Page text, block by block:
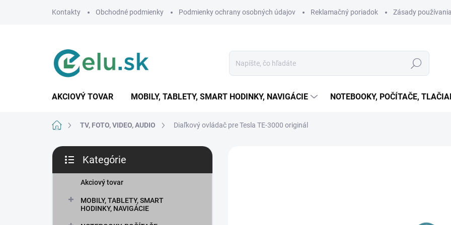
Kontakty Obchodné podmienky Podmienky ochrany osobných údajov Reklamačný poriadok Zásady používania
Hľadať
AKCIOVÝ TOVAR MOBILY, TABLETY, SMART HODINKY, NAVIGÁCIE NOTEBOOKY, POČÍTAČE,
DomovTV, FOTO, VIDEO, AUDIO Diaľkový ovládač pre Tesla TE-3000 originál
B
č
kategórie
Kategórie
Akciový tovar
MOBILY, TABLETY, SMART
HODINKY, NAVIGÁCIE